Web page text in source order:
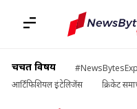
चर्चित विषय
आर्टिफिशियल इंटेलिजेंस
क्रिकेट